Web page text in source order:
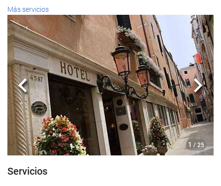
Servicios de recepción
Recepción 24 horas
Guardaequipaje
Comida y bebida
Bar
Instalaciones de negocios
Centro de negocios
Acceso a Internet
Wifi gratis
Más servicios
1 / 25
Anterior
Servicios